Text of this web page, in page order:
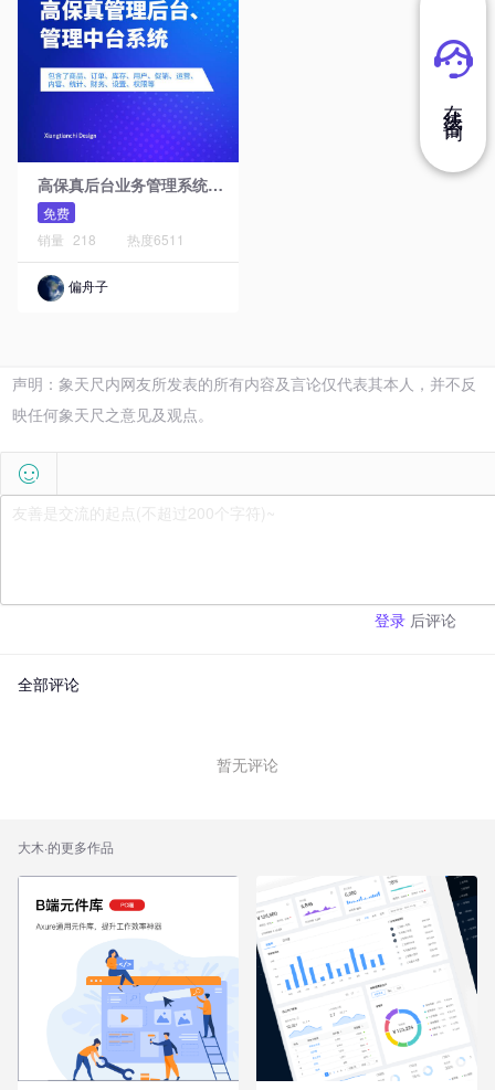
高
保真后台业务管理系统原型模板库
免费
销量 218 热度6511
偏舟子
声明：象天尺内网友所发表的所有内容及言论仅代表其本人，并不反
映任何象天尺之意见及观点。

登录 后评论
全部评论
暂无评论
大木·的更多作品